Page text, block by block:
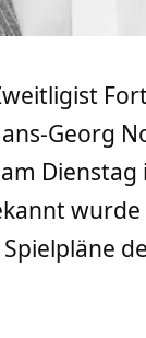
Georg
Dienstag
wurde
Spielpläne